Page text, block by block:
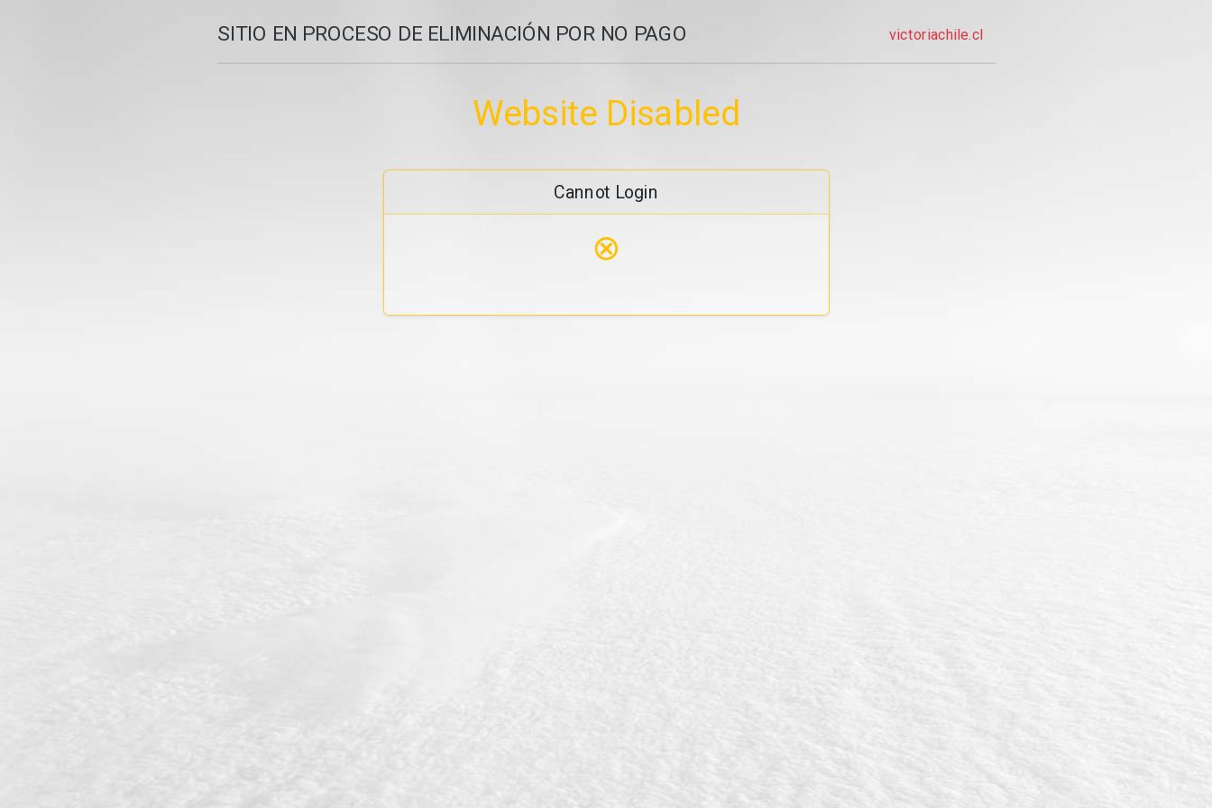
SITIO EN PROCESO DE ELIMINACIÓN POR NO PAGO victoriachile.cl
Website Disabled
Cannot Login
⊗